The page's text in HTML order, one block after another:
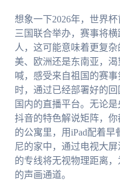
想象一下2026年，世界
三国联合举办，赛事将
人，这可能意味着更复
美、欧洲还是东南亚，
喊，感受来自祖国的赛
时，通过已经部署好的
国内的直播平台。无论
抖音的特色解说矩阵，
的公寓里，用iPad配着
尼的家中，通过电视大
的专线将无视物理距离
的声画通道。